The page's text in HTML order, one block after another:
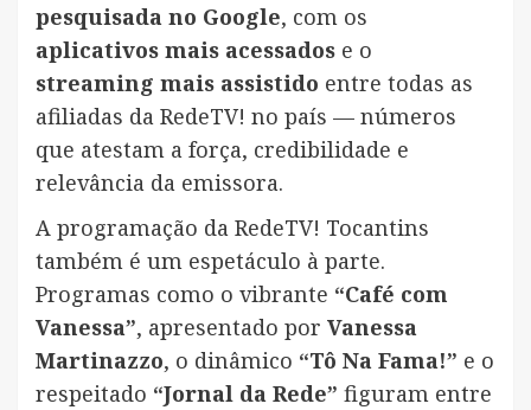
pesquisada no Google, com os
aplicativos mais acessados e o
streaming mais assistido entre todas as
afiliadas da RedeTV! no país — números
que atestam a força, credibilidade e
relevância da emissora.
A programação da RedeTV! Tocantins
também é um espetáculo à parte.
Programas como o vibrante “Café com
Vanessa”, apresentado por Vanessa
Martinazzo, o dinâmico “Tô Na Fama!” e o
respeitado “Jornal da Rede” figuram entre